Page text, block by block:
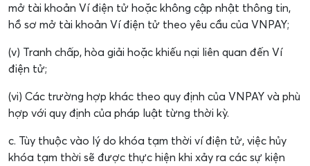
mở tài khoản Ví điện tử hoặc không cập nhật thông tin,
hồ sơ mở tài khoản Ví điện tử theo yêu cầu của VNPAY;
(v) Tranh chấp, hòa giải hoặc khiếu nại liên quan đến Ví
điện tử;
(vi) Các trường hợp khác theo quy định của VNPAY và phù
hợp với quy định của pháp luật từng thời kỳ.
c. Tùy thuộc vào lý do khóa tạm thời ví điện tử, việc hủy
khóa tạm thời sẽ được thực hiện khi xảy ra các sự kiện